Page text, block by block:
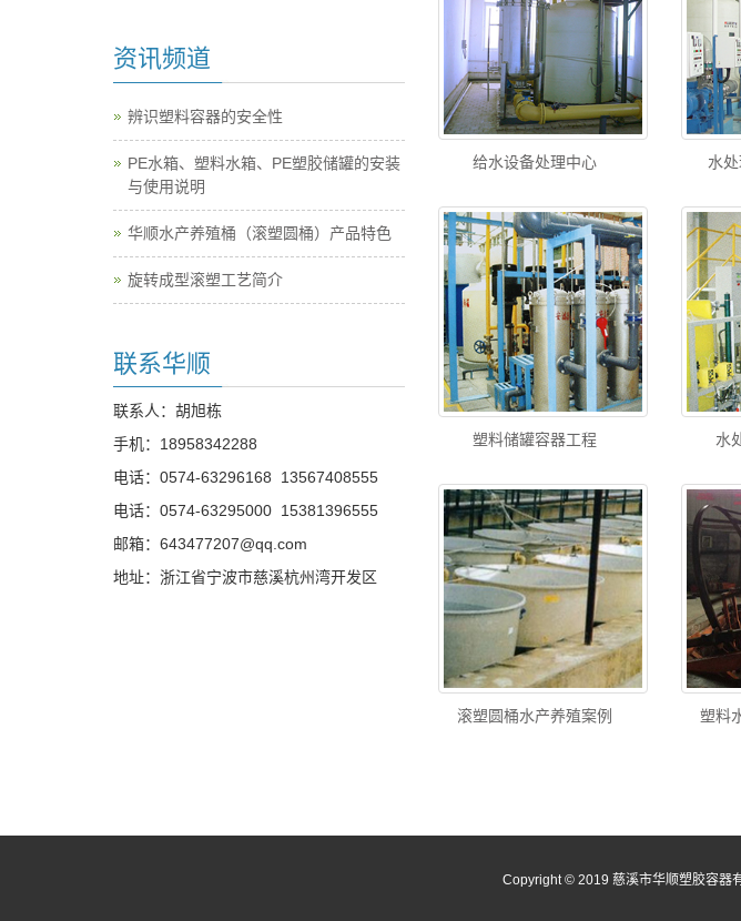
给水设备处理中心 水
塑料储罐容器工程 水
滚塑圆桶水产养殖案例 塑料
资讯频道
辨识塑料容器的安全性
PE水箱、塑料水箱、PE塑胶储罐的安装
与使用说明
华顺水产养殖桶（滚塑圆桶）产品特色
旋转成型滚塑工艺简介
联系华顺
联系人：胡旭栋
手机： 18958342288
电话： 0574-63296168
13567408555
电话： 0574-63295000 15381396555
邮箱： 643477207@qq.com
地址：浙江省宁波市慈溪杭州湾开发区
Copyright © 2019 慈溪市华顺塑胶容器